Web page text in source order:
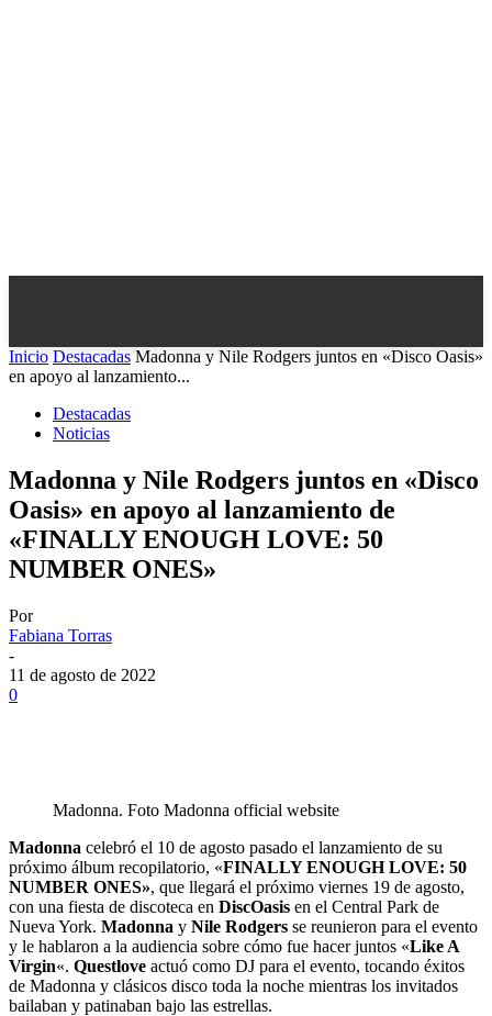
Inicio Destacadas Madonna y Nile Rodgers juntos en «Disco Oasis»
en apoyo al lanzamiento...
Destacadas
Noticias
Madonna y Nile Rodgers juntos en «Disco
Oasis» en apoyo al lanzamiento de
«FINALLY ENOUGH LOVE: 50
NUMBER ONES»
Por
Fabiana Torras
-
11 de agosto de 2022
0
Madonna. Foto Madonna official website
Madonna celebró el 10 de agosto pasado el lanzamiento de su
próximo álbum recopilatorio, «FINALLY ENOUGH LOVE: 50
NUMBER ONES», que llegará el próximo viernes 19 de agosto,
con una fiesta de discoteca en DiscOasis en el Central Park de
Nueva York. Madonna y Nile Rodgers se reunieron para el evento
y le hablaron a la audiencia sobre cómo fue hacer juntos «Like A
Virgin«. Questlove actuó como DJ para el evento, tocando éxitos
de Madonna y clásicos disco toda la noche mientras los invitados
bailaban y patinaban bajo las estrellas.